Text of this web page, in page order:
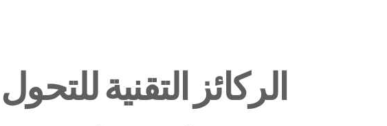
الركائز التقنية للتحول